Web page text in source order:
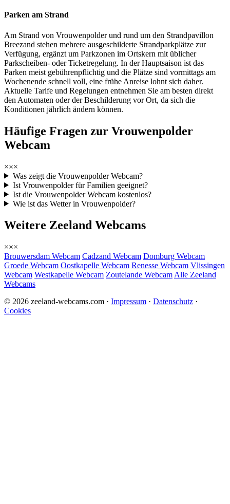
Parken am Strand
Am Strand von Vrouwenpolder und rund um den Strandpavillon
Breezand stehen mehrere ausgeschilderte Strandparkplätze zur
Verfügung, ergänzt um Parkzonen im Ortskern mit üblicher
Parkscheiben- oder Ticketregelung. In der Hauptsaison ist das
Parken meist gebührenpflichtig und die Plätze sind vormittags am
Wochenende schnell voll, eine frühe Anreise lohnt sich daher.
Aktuelle Tarife und Regelungen entnehmen Sie am besten direkt
den Automaten oder der Beschilderung vor Ort, da sich die
Konditionen jährlich ändern können.
Häufige Fragen zur Vrouwenpolder
Webcam
×××
Was zeigt die Vrouwenpolder Webcam?
Ist Vrouwenpolder für Familien geeignet?
Ist die Vrouwenpolder Webcam kostenlos?
Wie ist das Wetter in Vrouwenpolder?
Weitere Zeeland Webcams
×××
Brouwersdam Webcam Cadzand Webcam Domburg Webcam
Groede Webcam Oostkapelle Webcam Renesse Webcam Vlissingen
Webcam Westkapelle Webcam Zoutelande Webcam Alle Zeeland
Webcams
© 2026 zeeland-webcams.com · Impressum · Datenschutz ·
Cookies